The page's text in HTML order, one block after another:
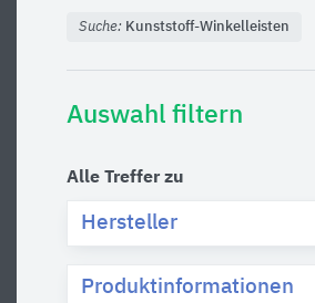
Suche: Kunststoff-Winkelleisten
Auswahl filtern
Alle Treffer zu
Hersteller
Produktinformationen